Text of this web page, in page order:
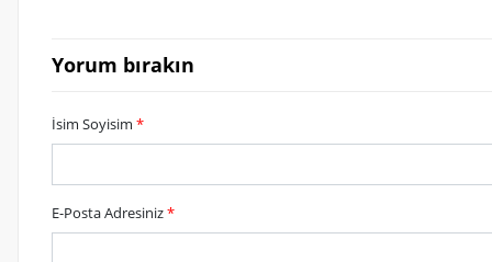
Yorum bırakın
İsim Soyisim *
E-Posta Adresiniz*